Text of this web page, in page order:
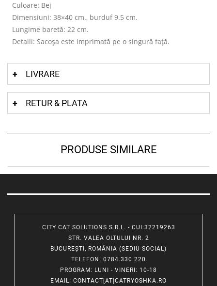
Culoare: Bej
Dimensiuni: 38×40 cm., burduf 9.5 cm.
Lungime baretă: 22 cm.
Detalii: Sacoșa este imprimată pe o singură față.
LIVRARE
RETUR & PLATA
PRODUSE SIMILARE
CITY CAT SOLUTIONS S.R.L. - CUI:32219263
STR. VALEA OLTULUI NR. 2
BUCUREȘTI, ROMÂNIA (SEDIU SOCIAL)
TELEFON : 0784.330.220
PROGRAM: LUNI - VINERI: 10-18
EMAIL: CONTACT[AT]CATRYOSHKA.RO